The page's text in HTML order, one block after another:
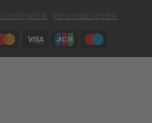
Cookiepolitik
Persondatapolitik